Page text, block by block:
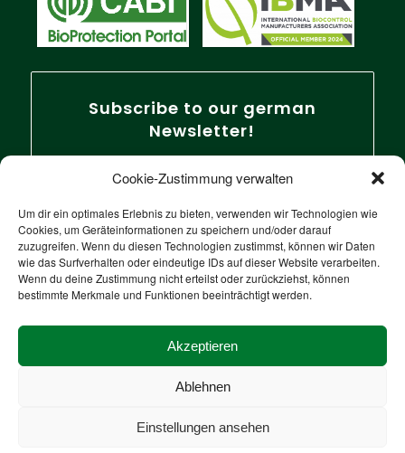
Cookie-Zustimmung verwalten
Um dir ein optimales Erlebnis zu bieten, verwenden wir Technologien wie
Cookies, um Geräteinformationen zu speichern und/oder darauf
zuzugreifen. Wenn du diesen Technologien zustimmst, können wir Daten
wie das Surfverhalten oder eindeutige IDs auf dieser Website verarbeiten.
Wenn du deine Zustimmung nicht erteilst oder zurückziehst, können
bestimmte Merkmale und Funktionen beeinträchtigt werden.
Akzeptieren
Ablehnen
Einstellungen ansehen
Subscribe to our german
Newsletter!